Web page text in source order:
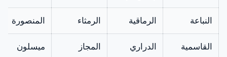
النباعة الرماقية الرمثاء المنصورة
القاسمية الدراري المجاز ميسلون